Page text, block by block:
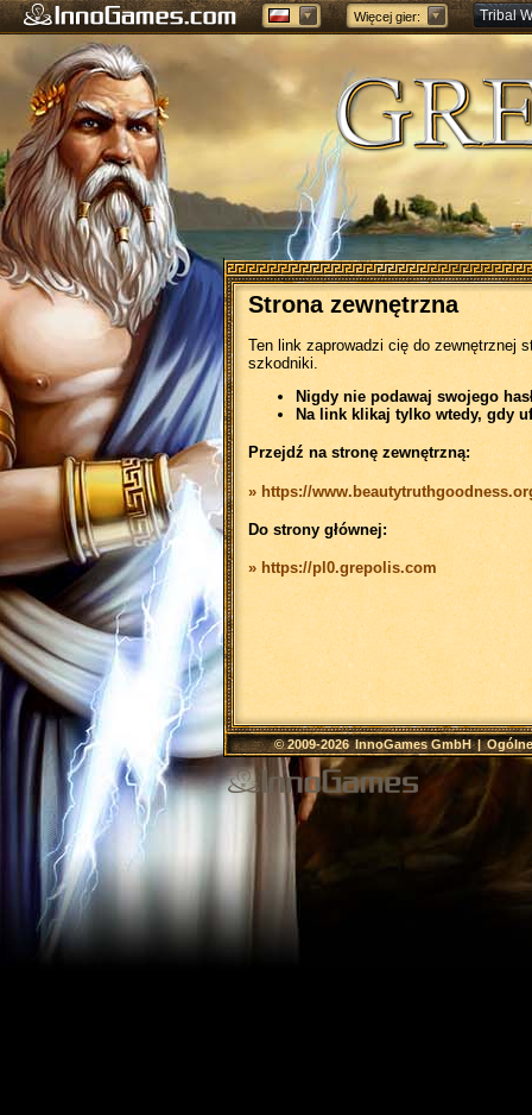
Więcej gier: Tribal
Forge
Strona zewnętrzna
Ten link zaprowadzi cię do zewnętrznej
szkodniki.
Nigdy nie podawaj swojego
Na link klikaj tylko wtedy, gdy
Przejdź na stronę zewnętrzną:
» https://
Do strony głównej:
» https://pl0.grepolis.com
© 2009-2026InnoGames GmbH|